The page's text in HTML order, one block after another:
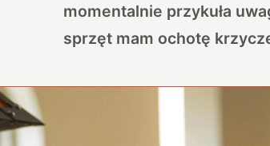
momentalnie przykuła
sprzęt mam ochotę